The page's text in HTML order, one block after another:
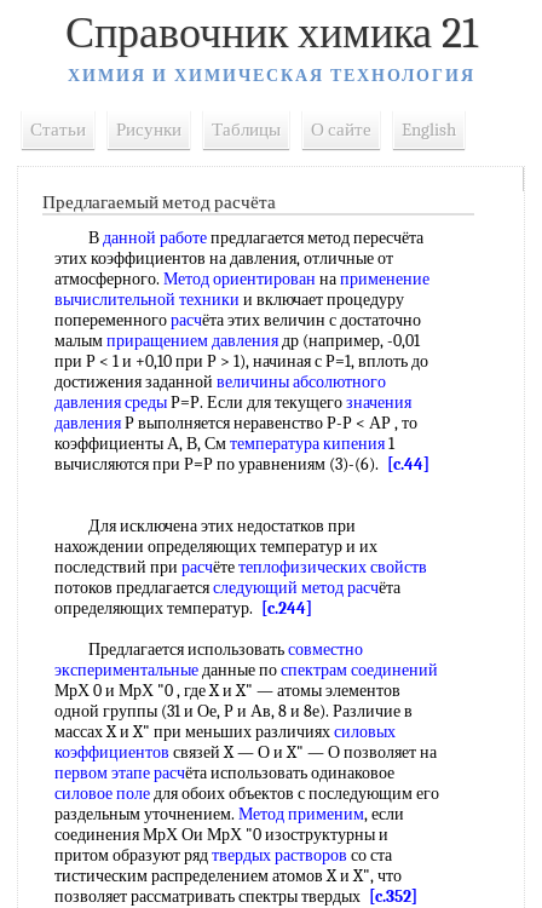
Справочник химика 21
ХИМИЯ И ХИМИЧЕСКАЯ ТЕХНОЛОГИЯ
Статьи Рисунки Таблицы О сайте English
Предлагаемый метод расчёта
Вданной работепредлагается метод пересчёта
этих коэффициентов на давления, отличные от
атмосферного. Метод ориентирован наприменение
вычислительной техники и включает процедуру
попеременногорасчёта этих величин с достаточно
малымприращением давлениядр (например, -0,01
при Р < 1 и +0,10 при Р > 1), начиная с Р=1, вплоть до
достижения заданной величины абсолютного
давления средыР=Р. Если для текущегозначения
давленияР выполняется неравенство Р-Р < АР , то
коэффициенты А, В, Смтемпература кипения1
вычисляются при Р=Р по уравнениям (3)-(6).
[c.44]
Для исключена этих недостатков при
нахождении определяющих температур и их
последствий при расчётетеплофизических свойств
потоков предлагаетсяследующий методрасчёта
определяющих температур.
[c.244]
Предлагается использоватьсовместно
экспериментальныеданные поспектрам соединений
МрХ 0 и МрХ "0 , где X и X" — атомы элементов
одной группы (31 и Ое, Р и Ав, 8 и 8е). Различие в
массах X и X" при меньших различияхсиловых
коэффициентов связей X — О и X" — О позволяет на
первом этаперасчёта использовать одинаковое
силовое поледля обоих объектов с последующим его
раздельным уточнением. Метод применим, если
соединения МрХ Ои МрХ "0 изоструктурны и
притом образуют рядтвердых растворов со ста
тистическим распределением атомов X и X", что
позволяет рассматривать спектры твердых [c.352]